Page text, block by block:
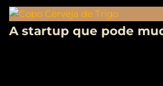
A startup que pode